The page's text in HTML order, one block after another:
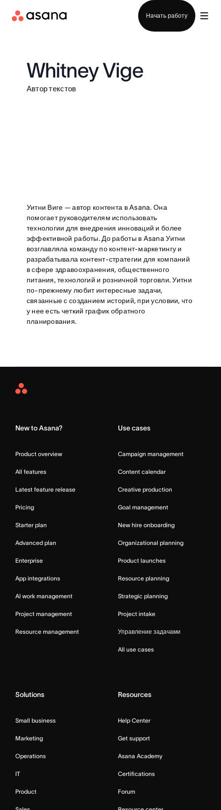
Начать работу
Whitney Vige
Автор текстов
Уитни Виге — автор контента в Asana. Она
помогает руководителям использовать
технологии для внедрения инноваций и более
эффективной работы. До работы в Asana Уитни
возглавляла команду по контент-маркетингу и
разрабатывала контент-стратегии для компаний
в сфере здравоохранения, общественного
питания, технологий и розничной торговли. Уитни
по-прежнему любит интересные задачи,
связанные с созданием историй, при условии, что
у нее есть четкий график обратного
планирования.
Asana
New to Asana?
Product overview
All features
Latest feature release
Pricing
Starter plan
Advanced plan
Enterprise
App integrations
AI work management
Project management
Resource management
Use cases
Campaign management
Content calendar
Creative production
Goal management
New hire onboarding
Organizational planning
Product launches
Resource planning
Strategic planning
Project intake
Управление задачами
All use cases
Solutions
Small business
Marketing
Operations
IT
Product
Resources
Help Center
Get support
Asana Academy
Certifications
Forum